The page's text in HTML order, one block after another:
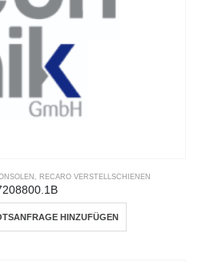
RECARO VERSTELLSCHIENEN
HINZUFÜGEN